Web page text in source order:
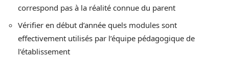
correspond pas à la réalité connue du parent
Vérifier en début d’année quels modules sont
effectivement utilisés par l’équipe pédagogique de
l’établissement